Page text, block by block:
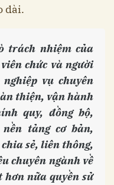
dài.
trách nhiệm của
chức và người
vụ chuyên
thiện, vận hành
quy, đồng bộ,
tảng cơ bản,
sẻ, liên thông,
chuyên ngành về
nữa quyền sử